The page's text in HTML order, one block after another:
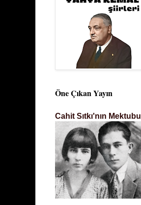
Öne Çıkan Yayın
Cahit Sıtkı'nın Mektubu